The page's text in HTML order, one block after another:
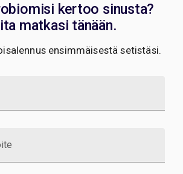
kertoo sinusta?
matkasi tänään.
ensimmäisestä setistäsi.